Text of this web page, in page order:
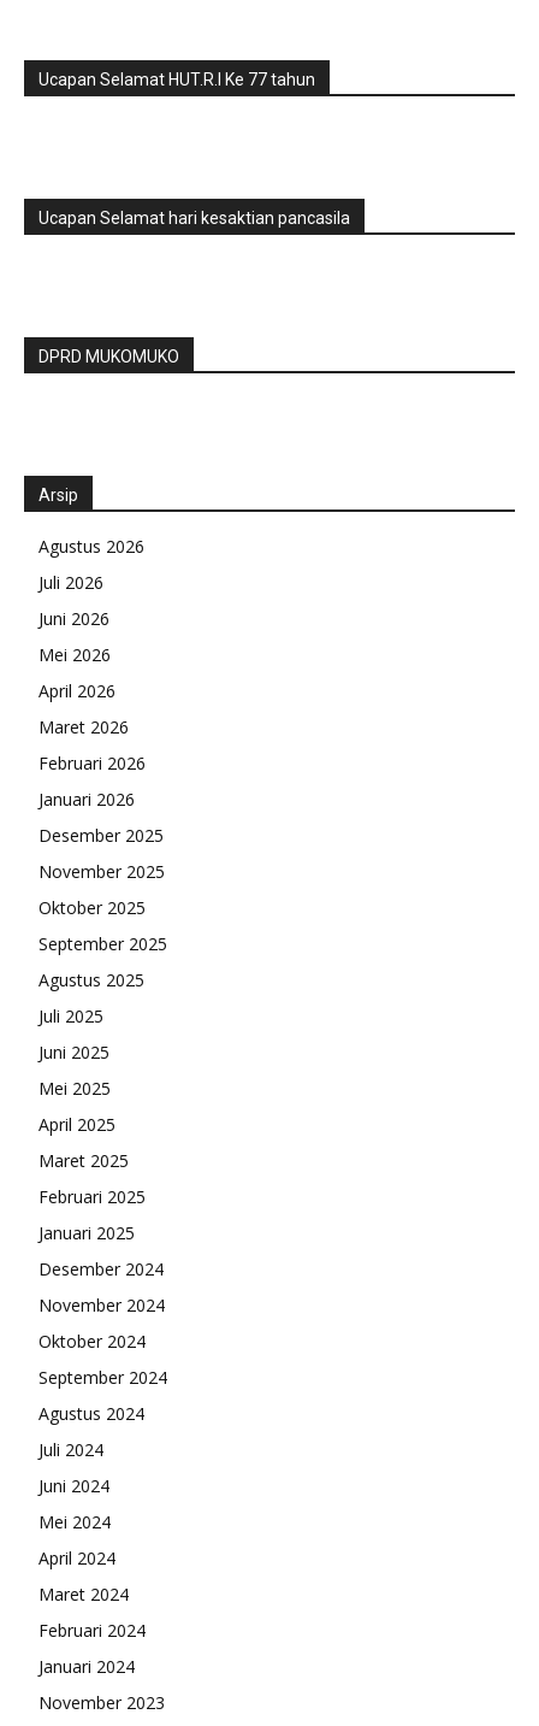
Ucapan Selamat HUT.R.I Ke 77 tahun
Ucapan Selamat hari kesaktian pancasila
DPRD MUKOMUKO
Arsip
Agustus 2026
Juli 2026
Juni 2026
Mei 2026
April 2026
Maret 2026
Februari 2026
Januari 2026
Desember 2025
November 2025
Oktober 2025
September 2025
Agustus 2025
Juli 2025
Juni 2025
Mei 2025
April 2025
Maret 2025
Februari 2025
Januari 2025
Desember 2024
November 2024
Oktober 2024
September 2024
Agustus 2024
Juli 2024
Juni 2024
Mei 2024
April 2024
Maret 2024
Februari 2024
Januari 2024
November 2023